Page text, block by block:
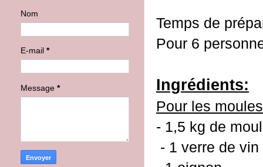
Temps de
Pour 6
Ingrédients:
Pour les
- 1,5 kg de
- 1 verre de
Nom
E-mail *
Message *